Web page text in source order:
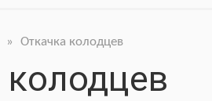
» Откачка колодцев
колодцев